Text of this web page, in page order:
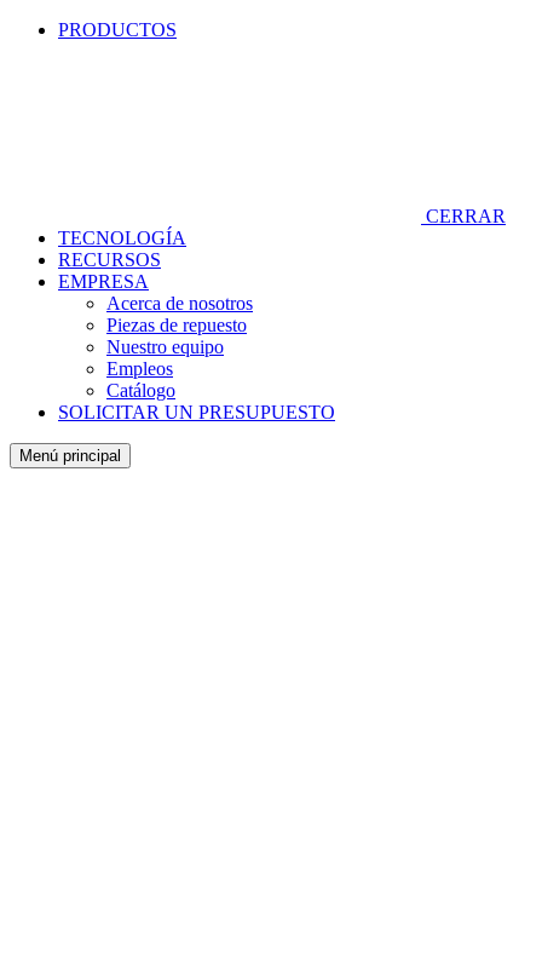
PRODUCTOS
CERRAR
TECNOLOGÍA
RECURSOS
EMPRESA
Acerca de nosotros
Piezas de repuesto
Nuestro equipo
Empleos
Catálogo
SOLICITAR UN PRESUPUESTO
Menú principal